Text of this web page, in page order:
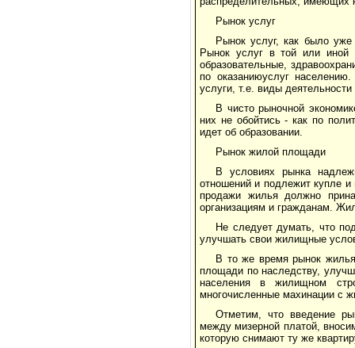
Рынок услуг
Рынок услуг, как было
Рынок услуг в той или иной
образовательные,
по оказаниюуслуг
услуги, т.е. виды
В чисто рыночной
них не обойтись - как по
идет об образовании.
Рынок жилой площади
В условиях рынка
отношений и подлежит купле
продажи жилья должно
организациям и гражданам.
Не следует думать, что
улучшать свои жилищные
В то же время рынок
площади по наследству,
населения в жилищном
многочисленные махинации с
Отметим, что введение
между мизерной платой,
которую снимают ту же